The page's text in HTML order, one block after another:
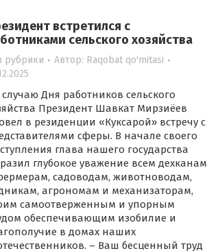
встретился с
сельского хозяйства
рубрики Автор: Raqobat qo'mitasi
Дня работников сельского
Президент Шавкат Мирзиёев
в резиденции «Куксарой» встречу с
сферы. В начале своего
глава нашего государства
глубокое уважение всем дехканам
садоводам, животноводам,
агрономам и механизаторам,
самоотверженным и упорным
обеспечивающим изобилие и
в домах наших
– Ваш бесценный труд